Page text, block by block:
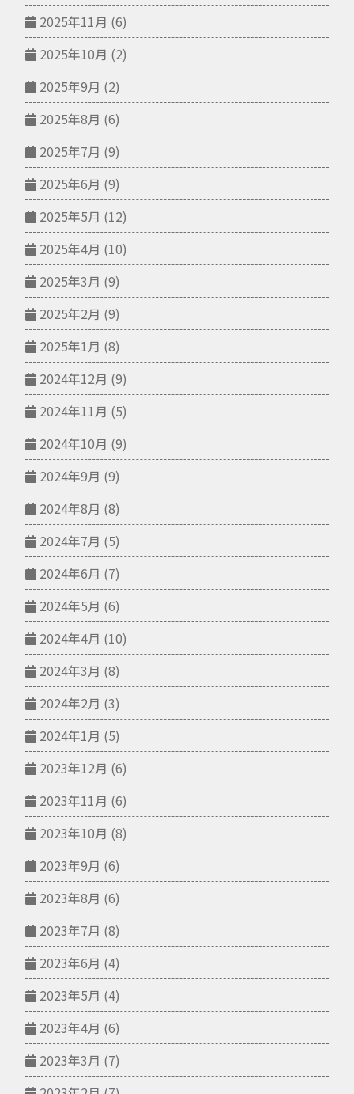
2025年11月 (6)
2025年10月 (2)
2025年9月 (2)
2025年8月 (6)
2025年7月 (9)
2025年6月 (9)
2025年5月 (12)
2025年4月 (10)
2025年3月 (9)
2025年2月 (9)
2025年1月 (8)
2024年12月 (9)
2024年11月 (5)
2024年10月 (9)
2024年9月 (9)
2024年8月 (8)
2024年7月 (5)
2024年6月 (7)
2024年5月 (6)
2024年4月 (10)
2024年3月 (8)
2024年2月 (3)
2024年1月 (5)
2023年12月 (6)
2023年11月 (6)
2023年10月 (8)
2023年9月 (6)
2023年8月 (6)
2023年7月 (8)
2023年6月 (4)
2023年5月 (4)
2023年4月 (6)
2023年3月 (7)